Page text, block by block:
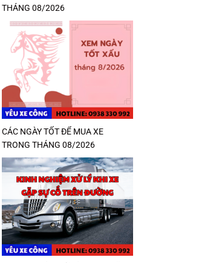
THÁNG 08/2026
CÁC NGÀY TỐT ĐỂ MUA XE
TRONG THÁNG 08/2026